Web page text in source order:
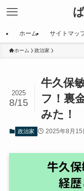
ホーム サイトマッ
ホーム 政治家
牛久保
フ！裏
みた！
2025
8/15
政治家 2025年8月15